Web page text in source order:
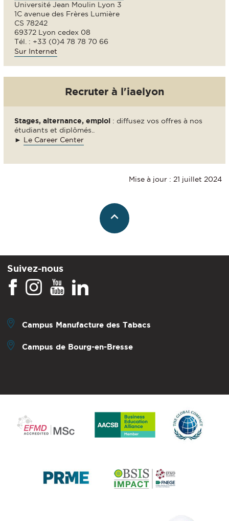
Université Jean Moulin Lyon 3
1C avenue des Frères Lumière
CS 78242
69372 Lyon cedex 08
Tél. : +33 (0)4 78 78 70 66
Sur Internet
Recruter à l'iaelyon
Stages, alternance, emploi : diffusez vos offres à nos
étudiants et diplômés..
► Le Career Center
Mise à jour : 21 juillet 2024
Suivez-nous
Campus Manufacture des Tabacs
Campus de Bourg-en-Bresse